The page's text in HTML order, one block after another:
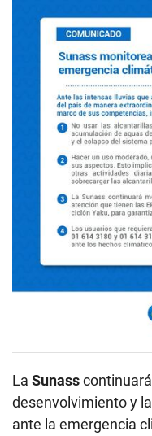
La Sunass
desenvolvimiento y
ante la emergencia